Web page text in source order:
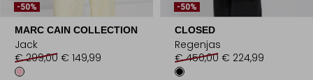
-50%
MARC CAIN COLLECTION
Jack
€ 299,00 € 149,99
-50%
CLOSED
Regenjas
€ 450,00 € 224,99